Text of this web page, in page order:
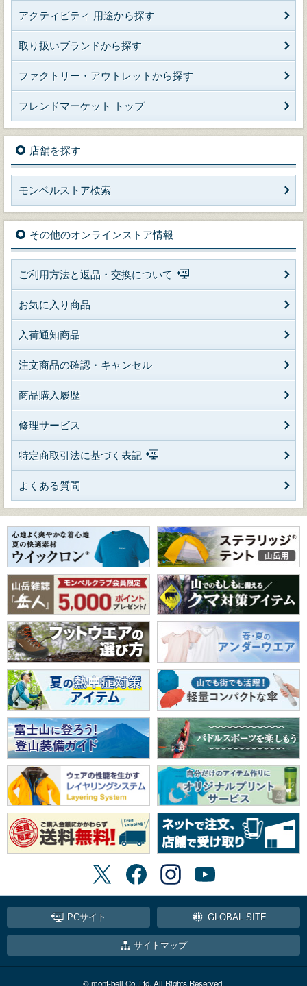
アクティビティ 用途から探す
取り扱いブランドから探す
ファクトリー・アウトレットから探す
フレンドマーケット トップ
店舗を探す
モンベルストア検索
その他のオンラインストア情報
ご利用方法と返品・交換について
お気に入り商品
入荷通知商品
注文商品の確認・キャンセル
商品購入履歴
修理サービス
特定商取引法に基づく表記
よくある質問
PCサイト GLOBAL SITE
サイトマップ
© mont-bell Co.,Ltd. All Rights Reserved.